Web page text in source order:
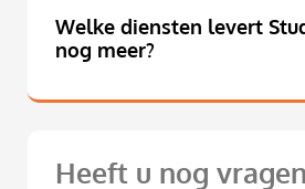
Welke diensten levert
nog meer?
Heeft u nog